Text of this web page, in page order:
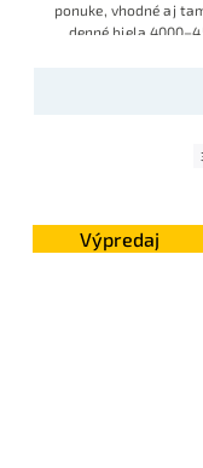
ponuke, vhodné aj
denné biela
pripravený na
Výpredaj